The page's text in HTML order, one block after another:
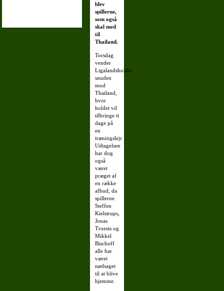
blev
spillerne,
som også
skal med
til
Thailand.
Torsdag
vender
Ligalandsholdet
snuden
mod
Thailand,
hvor
holdet vil
tilbringe ti
dage på
en
træningslejr.
Udtagelsen
har dog
også
været
præget af
en række
afbud, da
spillerne
Steffen
Kielstrups,
Jonas
Troests og
Mikkel
Bischoff
alle har
været
nødsaget
til at blive
hjemme.